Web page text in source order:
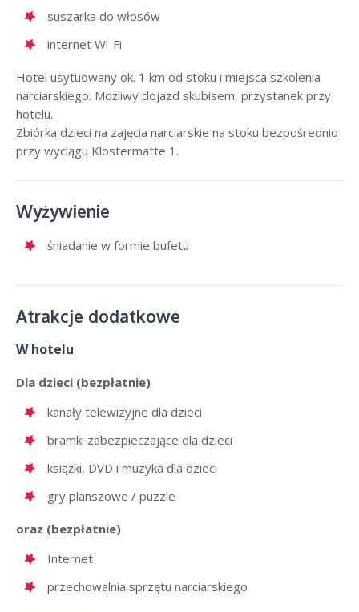
suszarka do włosów
internet Wi-Fi
Hotel usytuowany ok. 1 km od stoku i miejsca szkolenia
narciarskiego. Możliwy dojazd skubisem, przystanek przy
hotelu.
Zbiórka dzieci na zajęcia narciarskie na stoku bezpośrednio
przy wyciągu Klostermatte 1.
Wyżywienie
śniadanie w formie bufetu
Atrakcje dodatkowe
W hotelu
Dla dzieci (bezpłatnie)
kanały telewizyjne dla dzieci
bramki zabezpieczające dla dzieci
książki, DVD i muzyka dla dzieci
gry planszowe / puzzle
oraz (bezpłatnie)
Internet
przechowalnia sprzętu narciarskiego